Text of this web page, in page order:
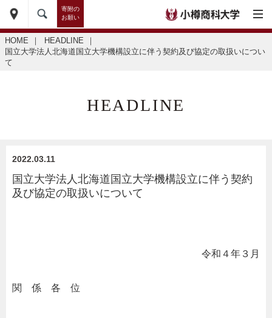
寄附の
お願い
HOME ｜ HEADLINE
｜
国立大学法人北海道国立大学機構設立に伴う契約及び協定の取扱いについ
て
HEADLINE
2022.03.11
国立大学法人北海道国立大学機構設立に伴う契約
及び協定の取扱いについて
令和４年３月
関 係 各 位